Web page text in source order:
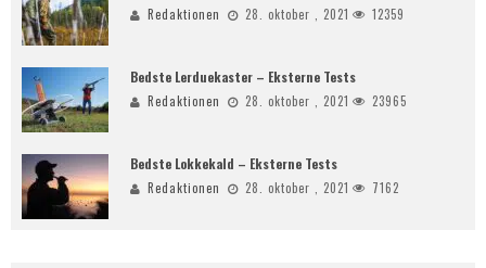
Redaktionen 28. oktober , 2021 12359
Bedste Lerduekaster – Eksterne Tests
Redaktionen 28. oktober , 2021 23965
Bedste Lokkekald – Eksterne Tests
Redaktionen 28. oktober , 2021 7162